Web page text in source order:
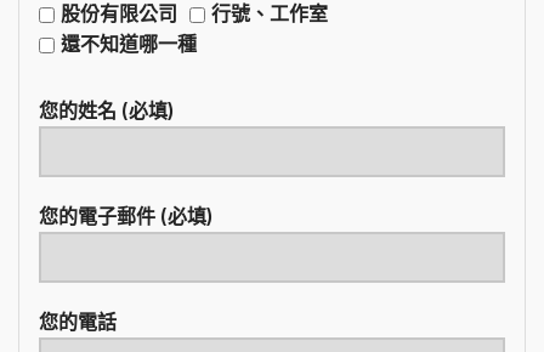
股份有限公司
行號、工作室
還不知道哪一種
您的姓名 (必填)
您的電子郵件 (必填)
您的電話